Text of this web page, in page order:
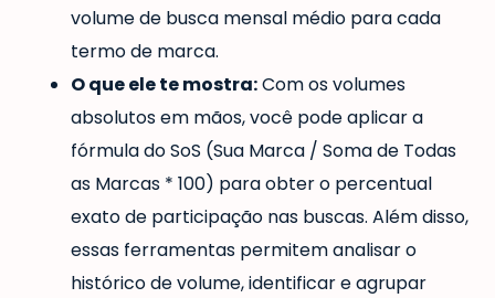
volume de busca mensal médio para cada
termo de marca.
O que ele te mostra:Com os volumes
absolutos em mãos, você pode aplicar a
fórmula do SoS (Sua Marca / Soma de Todas
as Marcas * 100) para obter o percentual
exato de participação nas buscas. Além disso,
essas ferramentas permitem analisar o
histórico de volume, identificar e agrupar